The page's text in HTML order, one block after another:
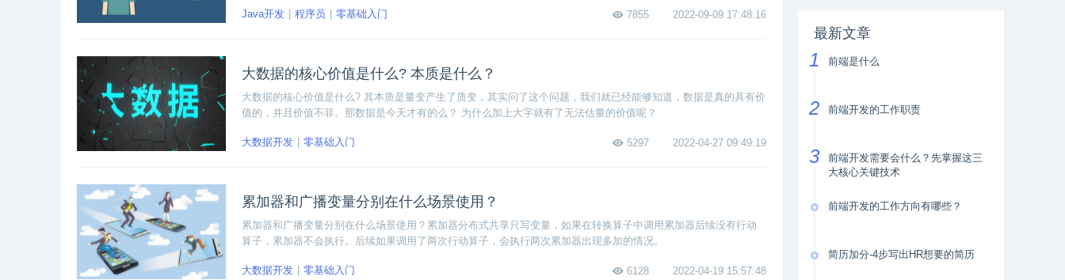
7855 2022-09-09 17:48:16
Java开发 程序员 零基础入门
大数据的核心价值是什么? 本质是什么？
大数据的核心价值是什么? 其本质是量变产生了质变，其实问了这个问题，我们就已经能够知道，数据是真的具有价
值的，并且价值不菲。那数据是今天才有的么？ 为什么加上大字就有了无法估量的价值呢？
5297 2022-04-27 09:49:19
大数据开发 零基础入门
累加器和广播变量分别在什么场景使用？
累加器和广播变量分别在什么场景使用？累加器分布式共享只写变量，如果在转换算子中调用累加器后续没有行动
算子，累加器不会执行。后续如果调用了两次行动算子，会执行两次累加器出现多加的情况。
6128 2022-04-19 15:57:48
大数据开发 零基础入门
最新文章
前端是什么
前端开发的工作职责
前端开发需要会什么？先掌握这三
大核心关键技术
前端开发的工作方向有哪些？
简历加分-4步写出HR想要的简历